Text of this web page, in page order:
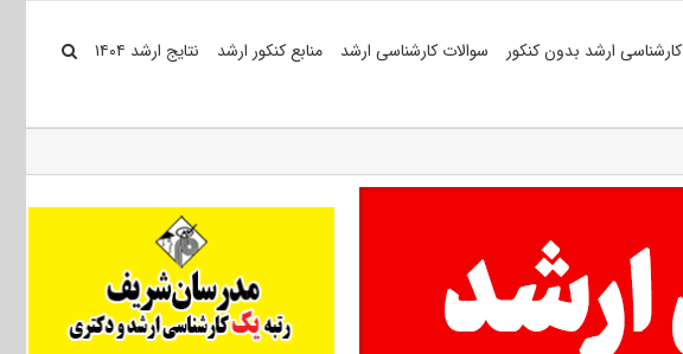
کارشناسی ارشد بدون کنکور سوالات کارشناسی ارشد منابع کنکور ارشد نتایج ارشد ۱۴۰۴